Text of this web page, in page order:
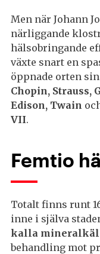
Men när Johann
närliggande
hälsobringande
växte snart en
öppnade orten
Chopin, Strauss,
Edison, Twain
VII.
Femtio
Totalt finns runt
inne i själva
kalla
behandling mot